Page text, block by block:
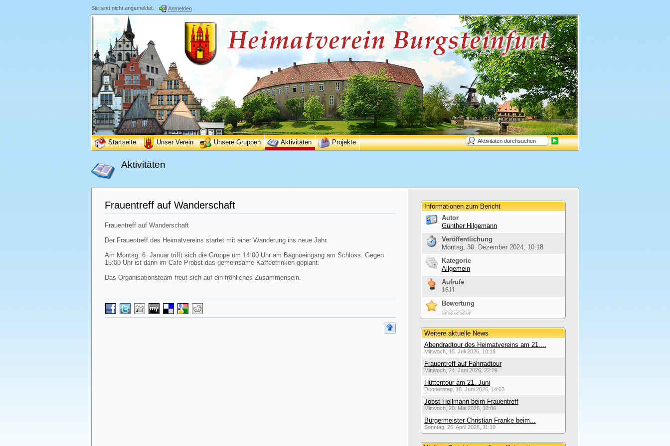
Sie sind nicht angemeldet. Anmelden
Startseite Unser Verein Unsere Gruppen Aktivitäten Projekte
Aktivitäten
Frauentreff auf Wanderschaft
Frauentreff auf Wanderschaft
Der Frauentreff des Heimatvereins startet mit einer Wanderung ins neue Jahr.
Am Montag, 6. Januar trifft sich die Gruppe um 14:00 Uhr am Bagnoeingang am Schloss. Gegen
15:00 Uhr ist dann im Cafe Probst das gemeinsame Kaffeetrinken geplant.
Das Organisationsteam freut sich auf ein fröhliches Zusammensein.
Informationen zum Bericht
Autor
Günther Hilgemann
Veröffentlichung
Montag, 30. Dezember 2024, 10:18
Kategorie
Allgemein
Aufrufe
1611
Bewertung
Weitere aktuelle News
Abendradtour des Heimatvereins am 21....
Mittwoch, 15. Juli 2026, 10:18
Frauentreff auf Fahrradtour
Mittwoch, 24. Juni 2026, 22:09
Hüttentour am 21. Juni
Donnerstag, 18. Juni 2026, 14:03
Jobst Hellmann beim Frauentreff
Mittwoch, 20. Mai 2026, 10:06
Bürgermeister Christian Franke beim...
Sonntag, 26. April 2026, 11:10